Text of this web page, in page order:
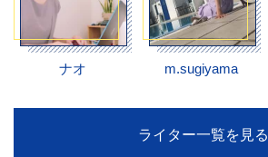
ナオ m.sugiyama
ライター一覧を見る